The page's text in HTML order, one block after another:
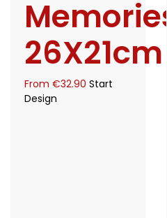
Memories
26X21cm
From €32.90 Start
Design